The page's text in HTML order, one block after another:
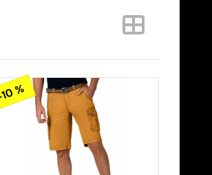
%